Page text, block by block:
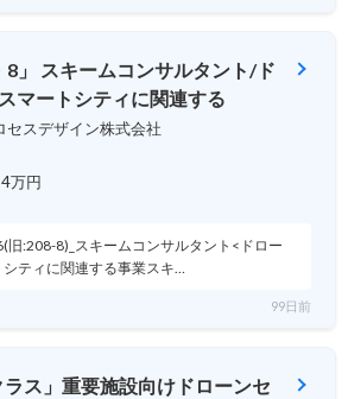
8」 スキームコンサルタント/ド
マートシティに関連する
セスデザイン株式会社
万円
旧:208-8)_スキームコンサルタント<ドロー
シティに関連する事業スキ…
99日前
ラス」重要施設向けドローンセ